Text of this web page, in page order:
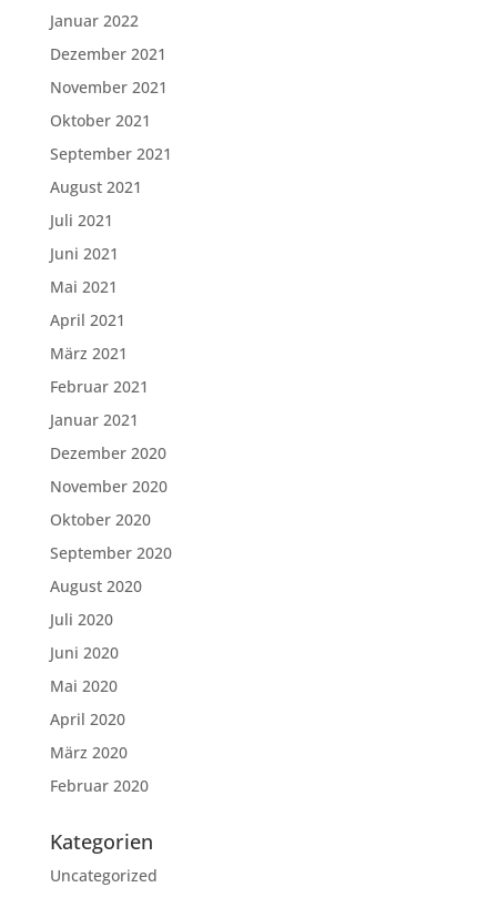
Januar 2022
Dezember 2021
November 2021
Oktober 2021
September 2021
August 2021
Juli 2021
Juni 2021
Mai 2021
April 2021
März 2021
Februar 2021
Januar 2021
Dezember 2020
November 2020
Oktober 2020
September 2020
August 2020
Juli 2020
Juni 2020
Mai 2020
April 2020
März 2020
Februar 2020
Kategorien
Uncategorized